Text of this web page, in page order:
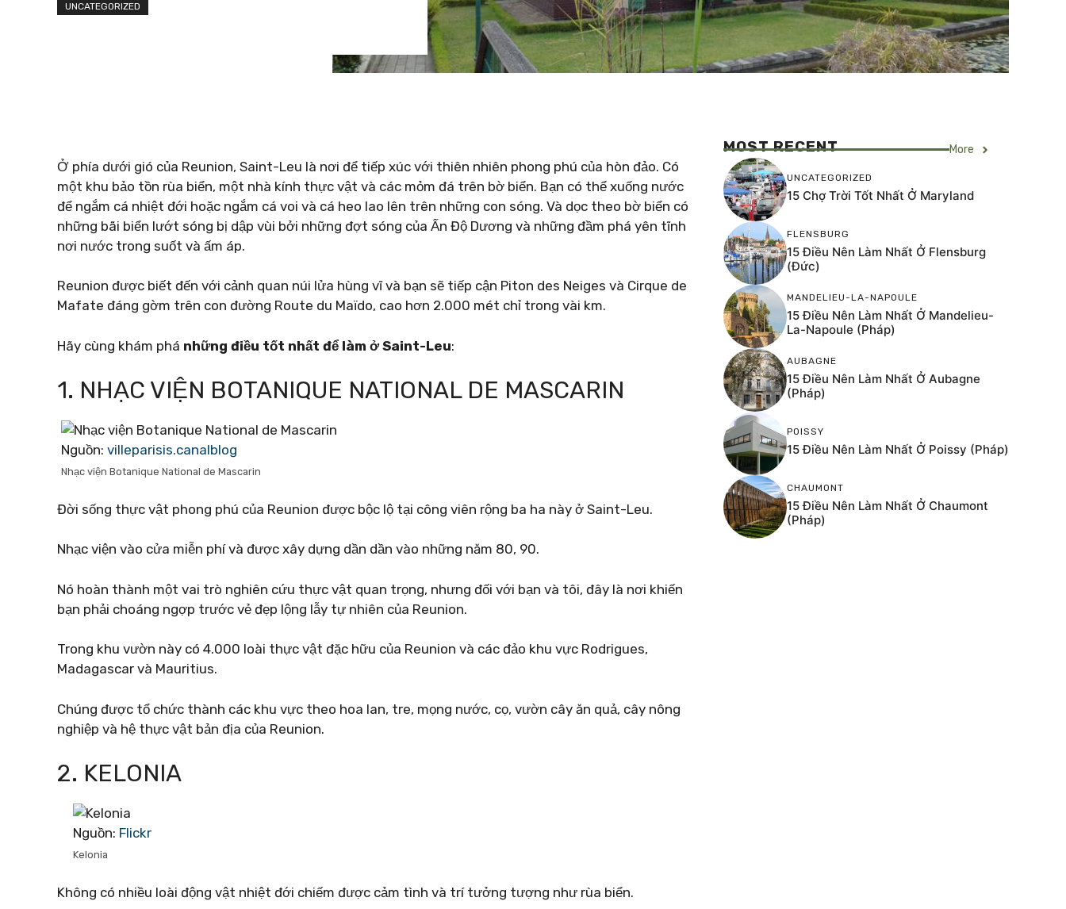
UNCATEGORIZED
Ở phía dưới gió của Reunion, Saint-Leu là nơi để tiếp xúc với thiên nhiên phong phú của hòn đảo. Có
một khu bảo tồn rùa biển, một nhà kính thực vật và các mỏm đá trên bờ biển. Bạn có thể xuống nước
để ngắm cá nhiệt đới hoặc ngắm cá voi và cá heo lao lên trên những con sóng. Và dọc theo bờ biển có
những bãi biển lướt sóng bị dập vùi bởi những đợt sóng của Ấn Độ Dương và những đầm phá yên tĩnh
nơi nước trong suốt và ấm áp.
Reunion được biết đến với cảnh quan núi lửa hùng vĩ và bạn sẽ tiếp cận Piton des Neiges và Cirque de
Mafate đáng gờm trên con đường Route du Maïdo, cao hơn 2.000 mét chỉ trong vài km.
Hãy cùng khám phá những điều tốt nhất để làm ở Saint-Leu:
1. NHẠC VIỆN BOTANIQUE NATIONAL DE MASCARIN
Nguồn: villeparisis.canalblog
Nhạc viện Botanique National de Mascarin
Đời sống thực vật phong phú của Reunion được bộc lộ tại công viên rộng ba ha này ở Saint-Leu.
Nhạc viện vào cửa miễn phí và được xây dựng dần dần vào những năm 80, 90.
Nó hoàn thành một vai trò nghiên cứu thực vật quan trọng, nhưng đối với bạn và tôi, đây là nơi khiến
bạn phải choáng ngợp trước vẻ đẹp lộng lẫy tự nhiên của Reunion.
Trong khu vườn này có 4.000 loài thực vật đặc hữu của Reunion và các đảo khu vực Rodrigues,
Madagascar và Mauritius.
Chúng được tổ chức thành các khu vực theo hoa lan, tre, mọng nước, cọ, vườn cây ăn quả, cây nông
nghiệp và hệ thực vật bản địa của Reunion.
2. KELONIA
Nguồn: Flickr
Kelonia
Không có nhiều loài động vật nhiệt đới chiếm được cảm tình và trí tưởng tượng như rùa biển.
MOST RECENT More
UNCATEGORIZED
15 Chợ Trời Tốt Nhất Ở Maryland
FLENSBURG
15 Điều Nên Làm Nhất Ở Flensburg
(Đức)
MANDELIEU-LA-NAPOULE
15 Điều Nên Làm Nhất Ở Mandelieu-
La-Napoule (Pháp)
AUBAGNE
15 Điều Nên Làm Nhất Ở Aubagne
(Pháp)
POISSY
15 Điều Nên Làm Nhất Ở Poissy (Pháp)
CHAUMONT
15 Điều Nên Làm Nhất Ở Chaumont
(Pháp)